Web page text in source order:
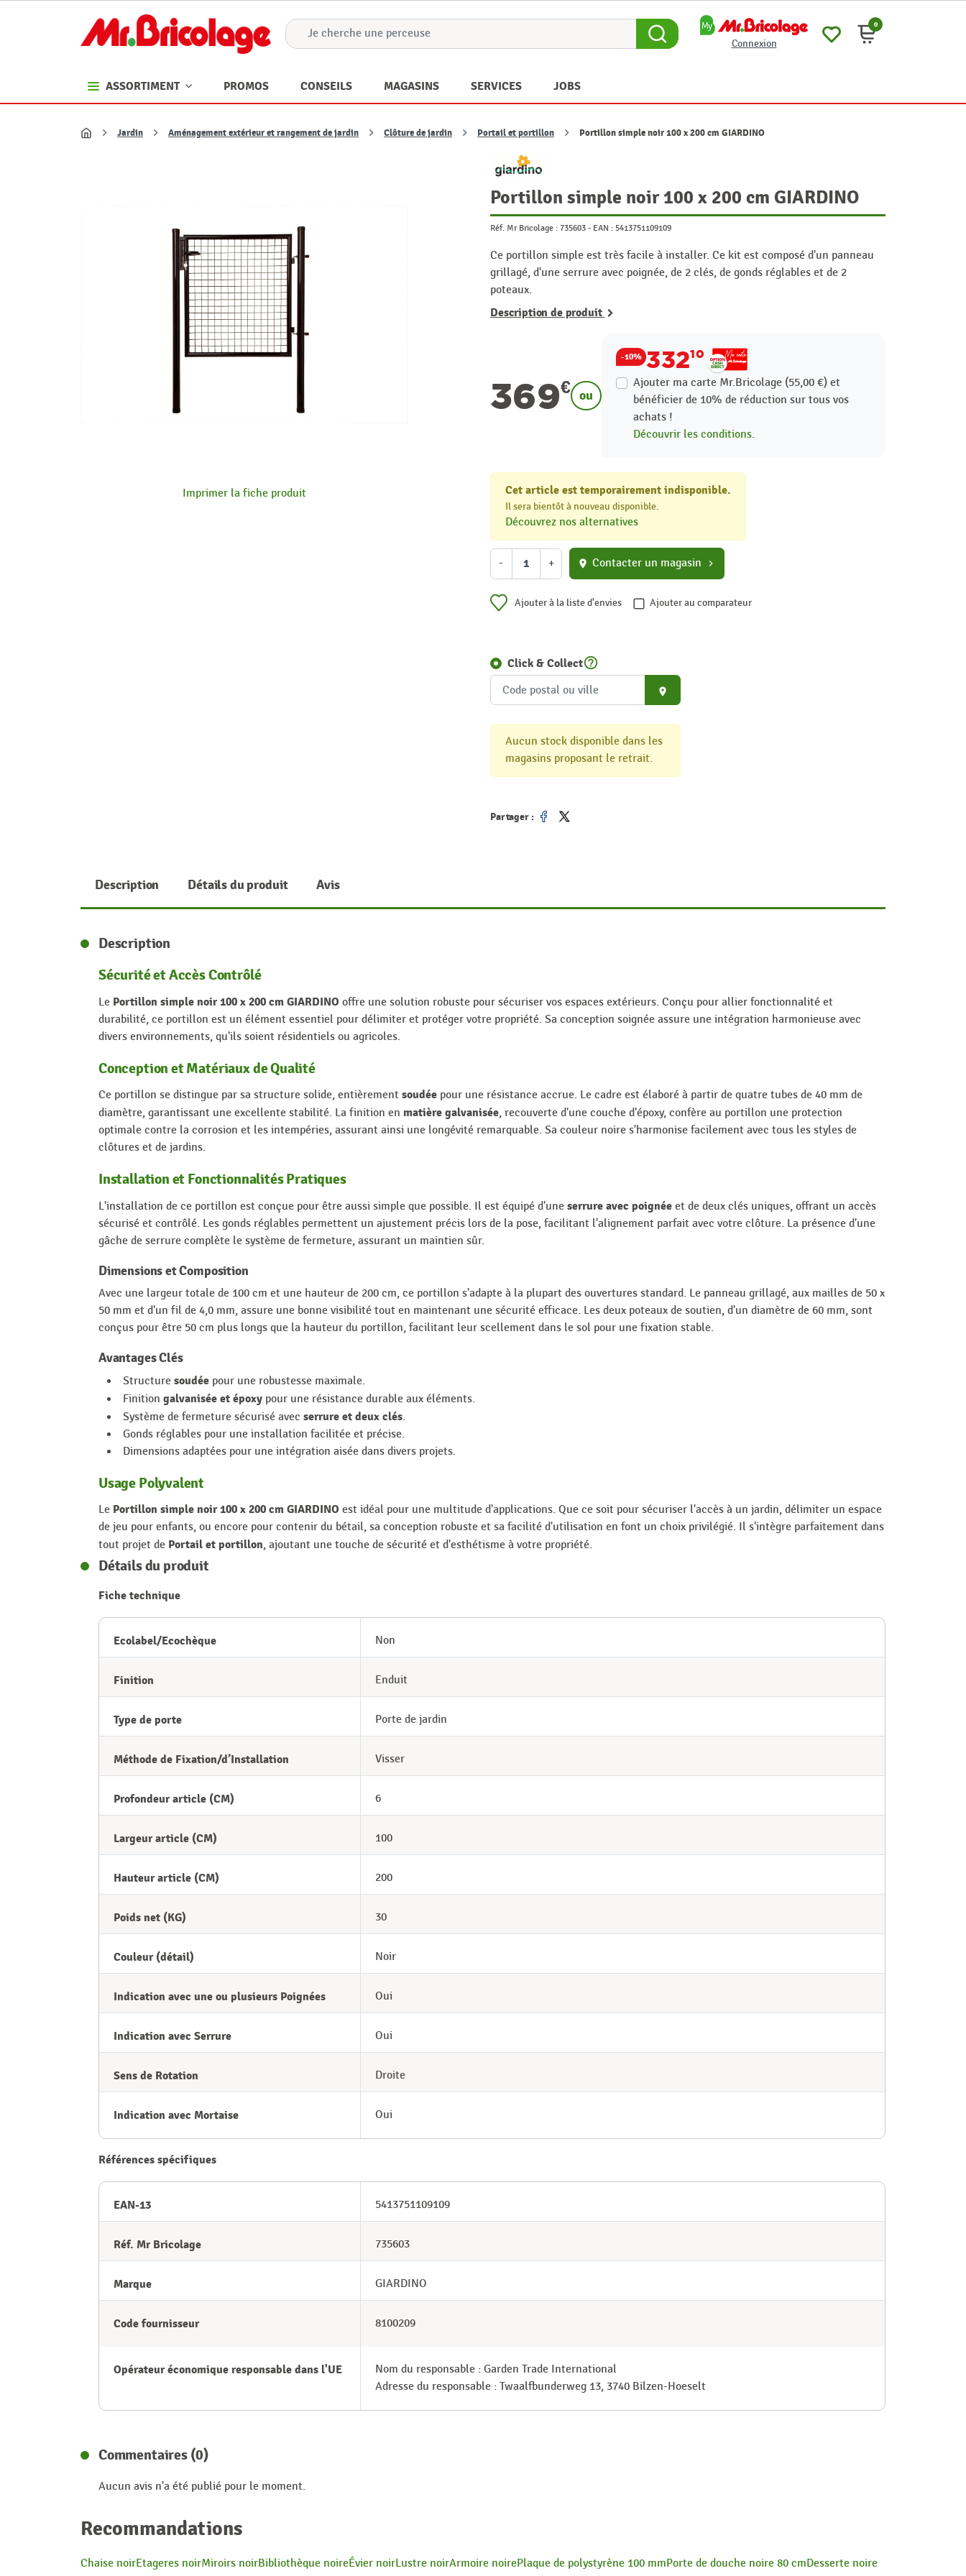
Connexion
0
ASSORTIMENT PROMOS CONSEILS MAGASINS SERVICES JOBS
Accueil
Jardin Aménagement extérieur et rangement de jardin Clôture de jardin Portail et portillon Portillon simple noir 100 x 200 cm GIARDINO
Imprimer la fiche produit
Portillon simple noir 100 x 200 cm GIARDINO
Réf. Mr Bricolage : 735603 - EAN : 5413751109109
Ce portillon simple est très facile à installer. Ce kit est composé d'un panneau
grillagé, d'une serrure avec poignée, de 2 clés, de gonds réglables et de 2
poteaux.
Description de produit
369€ ou
-10% 33210
Ajouter ma carte Mr.Bricolage (55,00 €) et
bénéficier de 10%de réduction sur tous vos
achats !
Découvrir les conditions.
Cet article est temporairement indisponible.
Il sera bientôt à nouveau disponible.
Découvrez nos alternatives
- + location_on Contacter un magasin chevron_right
Ajouter à la liste d'envies Ajouter au comparateur
Click & Collecthelp_outline
place
Aucun stock disponible dans les
magasins proposant le retrait.
Partager :
Description Détails du produit Avis
Description
Sécurité et Accès Contrôlé
Le Portillon simple noir 100 x 200 cm GIARDINO offre une solution robuste pour sécuriser vos espaces extérieurs. Conçu pour allier fonctionnalité et
durabilité, ce portillon est un élément essentiel pour délimiter et protéger votre propriété. Sa conception soignée assure une intégration harmonieuse avec
divers environnements, qu'ils soient résidentiels ou agricoles.
Conception et Matériaux de Qualité
Ce portillon se distingue par sa structure solide, entièrement soudée pour une résistance accrue. Le cadre est élaboré à partir de quatre tubes de 40 mm de
diamètre, garantissant une excellente stabilité. La finition en matière galvanisée, recouverte d'une couche d'époxy, confère au portillon une protection
optimale contre la corrosion et les intempéries, assurant ainsi une longévité remarquable. Sa couleur noire s'harmonise facilement avec tous les styles de
clôtures et de jardins.
Installation et Fonctionnalités Pratiques
L'installation de ce portillon est conçue pour être aussi simple que possible. Il est équipé d'une serrure avec poignée et de deux clés uniques, offrant un accès
sécurisé et contrôlé. Les gonds réglables permettent un ajustement précis lors de la pose, facilitant l'alignement parfait avec votre clôture. La présence d'une
gâche de serrure complète le système de fermeture, assurant un maintien sûr.
Dimensions et Composition
Avec une largeur totale de 100 cm et une hauteur de 200 cm, ce portillon s'adapte à la plupart des ouvertures standard. Le panneau grillagé, aux mailles de 50 x
50 mm et d'un fil de 4,0 mm, assure une bonne visibilité tout en maintenant une sécurité efficace. Les deux poteaux de soutien, d'un diamètre de 60 mm, sont
conçus pour être 50 cm plus longs que la hauteur du portillon, facilitant leur scellement dans le sol pour une fixation stable.
Avantages Clés
Structure soudée pour une robustesse maximale.
Finition galvanisée et époxy pour une résistance durable aux éléments.
Système de fermeture sécurisé avec serrure et deux clés.
Gonds réglables pour une installation facilitée et précise.
Dimensions adaptées pour une intégration aisée dans divers projets.
Usage Polyvalent
Le Portillon simple noir 100 x 200 cm GIARDINO est idéal pour une multitude d'applications. Que ce soit pour sécuriser l'accès à un jardin, délimiter un espace
de jeu pour enfants, ou encore pour contenir du bétail, sa conception robuste et sa facilité d'utilisation en font un choix privilégié. Il s'intègre parfaitement dans
tout projet de Portail et portillon, ajoutant une touche de sécurité et d'esthétisme à votre propriété.
Détails du produit
Fiche technique
Ecolabel/Ecochèque Non
Finition Enduit
Type de porte Porte de jardin
Méthode de Fixation/d’Installation Visser
Profondeur article (CM) 6
Largeur article (CM) 100
Hauteur article (CM) 200
Poids net (KG) 30
Couleur (détail) Noir
Indication avec une ou plusieurs Poignées Oui
Indication avec Serrure Oui
Sens de Rotation Droite
Indication avec Mortaise Oui
Références spécifiques
EAN-13 5413751109109
Réf. Mr Bricolage 735603
Marque GIARDINO
Code fournisseur 8100209
Opérateur économique responsable dans l'UE
Nom du responsable : Garden Trade International
Adresse du responsable : Twaalfbunderweg 13, 3740 Bilzen-Hoeselt
Commentaires (0)
Aucun avis n'a été publié pour le moment.
Recommandations
Chaise noirEtageres noirMiroirs noirBibliothèque noireÉvier noirLustre noirArmoire noirePlaque de polystyrène 100 mmPorte de douche noire 80 cmDesserte noire